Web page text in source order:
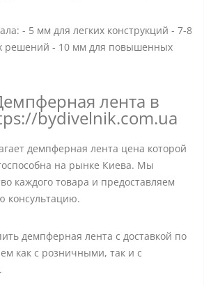
- 5 мм для легких конструкций - 7-8
решений - 10 мм для повышенных
лента в
bydivelnik.com.ua
демпферная лента цена которой
на рынке Киева. Мы
каждого товара и предоставляем
консультацию.
демпферная лента с доставкой по
как с розничными, так и с